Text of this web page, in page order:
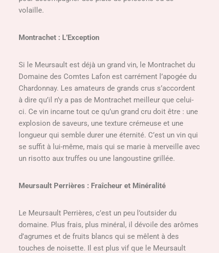
volaille.
Montrachet : L’Exception
Si le Meursault est déjà un grand vin, le Montrachet du
Domaine des Comtes Lafon est carrément l’apogée du
Chardonnay. Les amateurs de grands crus s’accordent
à dire qu’il n’y a pas de Montrachet meilleur que celui-
ci. Ce vin incarne tout ce qu’un grand cru doit être : une
explosion de saveurs, une texture crémeuse et une
longueur qui semble durer une éternité. C’est un vin qui
se suffit à lui-même, mais qui se marie à merveille avec
un risotto aux truffes ou une langoustine grillée.
Meursault Perrières : Fraîcheur et Minéralité
Le Meursault Perrières, c’est un peu l’outsider du
domaine. Plus frais, plus minéral, il dévoile des arômes
d’agrumes et de fruits blancs qui se mêlent à des
touches de noisette. Il est plus vif que le Meursault